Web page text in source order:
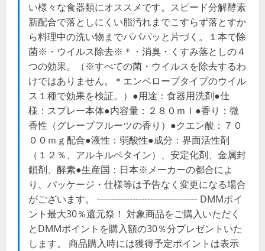
い様々な食器類にオススメです。スピード分解酵素
新配合で落としにくい脂汚れまでこすらず落とすか
ら料理中の洗い物までパパパッと片づく。１本で除
菌※・ウイルス除去※＊・消臭・くすみ落としの４
つの効果。（※すべての菌・ウイルスを除去するわ
けではありません。＊エンベロープタイプのウイル
ス１種で効果を検証。）●用途：食器用洗剤●仕
様：スプレー本体●内容量：２８０ｍｌ●香り：微
香性（グレープフルーツの香り）●クエン酸：７０
００ｍｇ配合●液性：弱酸性●成分：界面活性剤
（１２％、アルキルベタイン）、安定化剤、金属封
鎖剤、酵素●生産国：日本※メーカーの都合によ
り、パッケージ・仕様等は予告なく変更になる場合
がございます。 ---------------------------------- DMMポイ
ント最大30％還元祭！ 対象商品をご購入いただく
とDMMポイントを購入額の30％分プレゼントいた
します。 商品購入時には獲得予定ポイントは表示